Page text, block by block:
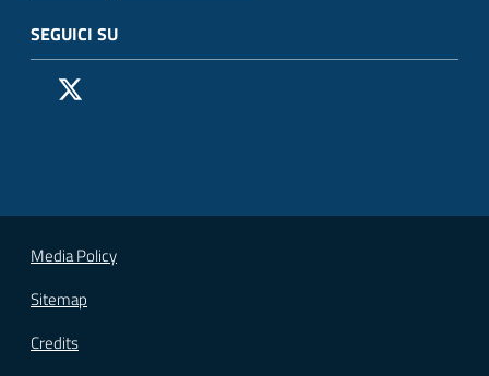
SEGUICI SU
Pagina Facebook del Comune di San Donato Milanese
Vai alla pagina
Media Policy
Sitemap
Credits